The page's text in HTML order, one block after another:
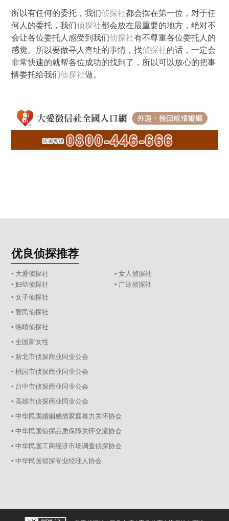
所以有任何的委托，我们侦探社都会摆在第一位，对于任
何人的委托，我们侦探社都会放在最重要的地方，绝对不
会让各位委托人感受到我们侦探社有不尊重各位委托人的
感觉。所以要做寻人查址的事情，找侦探社的话，一定会
非常快速的就帮各位成功的找到了，所以可以放心的把事
情委托给我们侦探社做。
优良侦探推荐
▪ 大爱侦探社
▪ 女人侦探社
▪ 妇幼侦探社
▪ 广达侦探社
▪ 女子侦探社
▪ 警民侦探社
▪ 晚晴侦探社
▪ 全国新女性
▪ 新北市侦探商业同业公会
▪ 桃园市侦探商业同业公会
▪ 台中市侦探商业同业公会
▪ 高雄市侦探商业同业公会
▪ 中华民国婚姻感情家庭暴力关怀协会
▪ 中华民国侦探品质保障关怀交流协会
▪ 中华民国工商经济市场调查侦探协会
▪ 中华民国侦探专业经理人协会